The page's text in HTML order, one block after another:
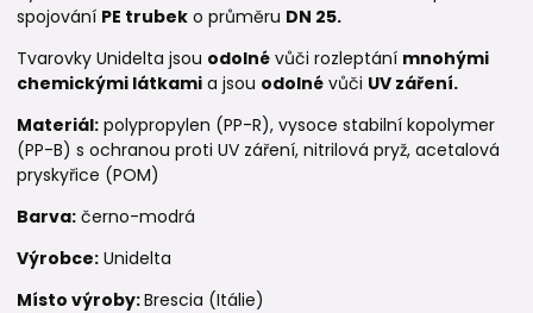
spojování PE trubek o průměru DN 25.
Tvarovky Unidelta jsou odolné vůči rozleptání mnohými
chemickými látkami a jsou odolné vůči UV záření.
Materiál: polypropylen (PP-R), vysoce stabilní kopolymer
(PP-B) s ochranou proti UV záření, nitrilová pryž, acetalová
pryskyřice (POM)
Barva: černo-modrá
Výrobce: Unidelta
Místo výroby:Brescia (Itálie)